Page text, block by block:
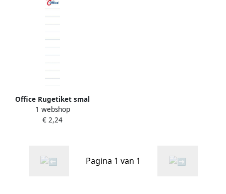
Office Rugetiket smal
insteek wit 50pcs
1 webshop
€ 2,24
Pagina 1 van 1